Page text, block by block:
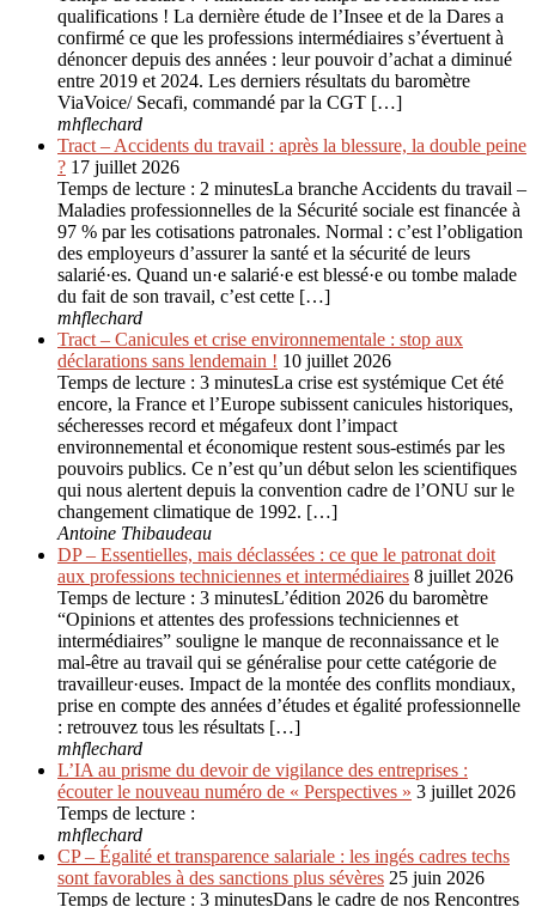
qualifications ! La dernière étude de l’Insee et de la Dares a
confirmé ce que les professions intermédiaires s’évertuent à
dénoncer depuis des années : leur pouvoir d’achat a diminué
entre 2019 et 2024. Les derniers résultats du baromètre
ViaVoice/ Secafi, commandé par la CGT […]
mhflechard
Tract – Accidents du travail : après la blessure, la double peine
? 17 juillet 2026
Temps de lecture : 2 minutesLa branche Accidents du travail –
Maladies professionnelles de la Sécurité sociale est financée à
97 % par les cotisations patronales. Normal : c’est l’obligation
des employeurs d’assurer la santé et la sécurité de leurs
salarié·es. Quand un·e salarié·e est blessé·e ou tombe malade
du fait de son travail, c’est cette […]
mhflechard
Tract – Canicules et crise environ­nementale : stop aux
déclarations sans lendemain ! 10 juillet 2026
Temps de lecture : 3 minutesLa crise est systémique Cet été
encore, la France et l’Europe subissent canicules historiques,
sécheresses record et mégafeux dont l’impact
environnemental et économique restent sous-estimés par les
pouvoirs publics. Ce n’est qu’un début selon les scientifiques
qui nous alertent depuis la convention cadre de l’ONU sur le
changement climatique de 1992. […]
Antoine Thibaudeau
DP – Essentielles, mais déclassées : ce que le patronat doit
aux professions techniciennes et intermédiaires 8 juillet 2026
Temps de lecture : 3 minutesL’édition 2026 du baromètre
“Opinions et attentes des professions techniciennes et
intermédiaires” souligne le manque de reconnaissance et le
mal-être au travail qui se généralise pour cette catégorie de
travailleur·euses. Impact de la montée des conflits mondiaux,
prise en compte des années d’études et égalité professionnelle
: retrouvez tous les résultats […]
mhflechard
L’IA au prisme du devoir de vigilance des entreprises :
écouter le nouveau numéro de « Perspectives » 3 juillet 2026
Temps de lecture :
mhflechard
CP – Égalité et transparence salariale : les ingés cadres techs
sont favorables à des sanctions plus sévères 25 juin 2026
Temps de lecture : 3 minutesDans le cadre de nos Rencontres